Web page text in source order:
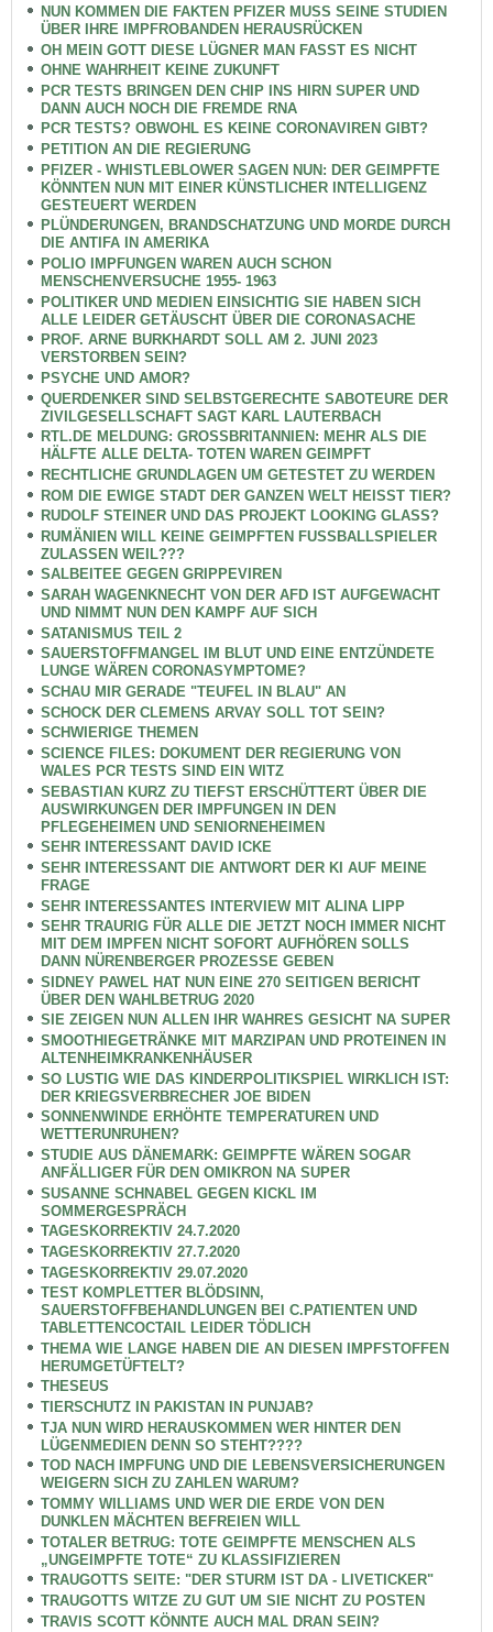
NUN KOMMEN DIE FAKTEN PFIZER MUSS SEINE STUDIEN
ÜBER IHRE IMPFROBANDEN HERAUSRÜCKEN
OH MEIN GOTT DIESE LÜGNER MAN FASST ES NICHT
OHNE WAHRHEIT KEINE ZUKUNFT
PCR TESTS BRINGEN DEN CHIP INS HIRN SUPER UND
DANN AUCH NOCH DIE FREMDE RNA
PCR TESTS? OBWOHL ES KEINE CORONAVIREN GIBT?
PETITION AN DIE REGIERUNG
PFIZER - WHISTLEBLOWER SAGEN NUN: DER GEIMPFTE
KÖNNTEN NUN MIT EINER KÜNSTLICHER INTELLIGENZ
GESTEUERT WERDEN
PLÜNDERUNGEN, BRANDSCHATZUNG UND MORDE DURCH
DIE ANTIFA IN AMERIKA
POLIO IMPFUNGEN WAREN AUCH SCHON
MENSCHENVERSUCHE 1955- 1963
POLITIKER UND MEDIEN EINSICHTIG SIE HABEN SICH
ALLE LEIDER GETÄUSCHT ÜBER DIE CORONASACHE
PROF. ARNE BURKHARDT SOLL AM 2. JUNI 2023
VERSTORBEN SEIN?
PSYCHE UND AMOR?
QUERDENKER SIND SELBSTGERECHTE SABOTEURE DER
ZIVILGESELLSCHAFT SAGT KARL LAUTERBACH
RTL.DE MELDUNG: GROSSBRITANNIEN: MEHR ALS DIE
HÄLFTE ALLE DELTA- TOTEN WAREN GEIMPFT
RECHTLICHE GRUNDLAGEN UM GETESTET ZU WERDEN
ROM DIE EWIGE STADT DER GANZEN WELT HEISST TIER?
RUDOLF STEINER UND DAS PROJEKT LOOKING GLASS?
RUMÄNIEN WILL KEINE GEIMPFTEN FUSSBALLSPIELER
ZULASSEN WEIL???
SALBEITEE GEGEN GRIPPEVIREN
SARAH WAGENKNECHT VON DER AFD IST AUFGEWACHT
UND NIMMT NUN DEN KAMPF AUF SICH
SATANISMUS TEIL 2
SAUERSTOFFMANGEL IM BLUT UND EINE ENTZÜNDETE
LUNGE WÄREN CORONASYMPTOME?
SCHAU MIR GERADE "TEUFEL IN BLAU" AN
SCHOCK DER CLEMENS ARVAY SOLL TOT SEIN?
SCHWIERIGE THEMEN
SCIENCE FILES: DOKUMENT DER REGIERUNG VON
WALES PCR TESTS SIND EIN WITZ
SEBASTIAN KURZ ZU TIEFST ERSCHÜTTERT ÜBER DIE
AUSWIRKUNGEN DER IMPFUNGEN IN DEN
PFLEGEHEIMEN UND SENIORNEHEIMEN
SEHR INTERESSANT DAVID ICKE
SEHR INTERESSANT DIE ANTWORT DER KI AUF MEINE
FRAGE
SEHR INTERESSANTES INTERVIEW MIT ALINA LIPP
SEHR TRAURIG FÜR ALLE DIE JETZT NOCH IMMER NICHT
MIT DEM IMPFEN NICHT SOFORT AUFHÖREN SOLLS
DANN NÜRENBERGER PROZESSE GEBEN
SIDNEY PAWEL HAT NUN EINE 270 SEITIGEN BERICHT
ÜBER DEN WAHLBETRUG 2020
SIE ZEIGEN NUN ALLEN IHR WAHRES GESICHT NA SUPER
SMOOTHIEGETRÄNKE MIT MARZIPAN UND PROTEINEN IN
ALTENHEIMKRANKENHÄUSER
SO LUSTIG WIE DAS KINDERPOLITIKSPIEL WIRKLICH IST:
DER KRIEGSVERBRECHER JOE BIDEN
SONNENWINDE ERHÖHTE TEMPERATUREN UND
WETTERUNRUHEN?
STUDIE AUS DÄNEMARK: GEIMPFTE WÄREN SOGAR
ANFÄLLIGER FÜR DEN OMIKRON NA SUPER
SUSANNE SCHNABEL GEGEN KICKL IM
SOMMERGESPRÄCH
TAGESKORREKTIV 24.7.2020
TAGESKORREKTIV 27.7.2020
TAGESKORREKTIV 29.07.2020
TEST KOMPLETTER BLÖDSINN,
SAUERSTOFFBEHANDLUNGEN BEI C.PATIENTEN UND
TABLETTENCOCTAIL LEIDER TÖDLICH
THEMA WIE LANGE HABEN DIE AN DIESEN IMPFSTOFFEN
HERUMGETÜFTELT?
THESEUS
TIERSCHUTZ IN PAKISTAN IN PUNJAB?
TJA NUN WIRD HERAUSKOMMEN WER HINTER DEN
LÜGENMEDIEN DENN SO STEHT????
TOD NACH IMPFUNG UND DIE LEBENSVERSICHERUNGEN
WEIGERN SICH ZU ZAHLEN WARUM?
TOMMY WILLIAMS UND WER DIE ERDE VON DEN
DUNKLEN MÄCHTEN BEFREIEN WILL
TOTALER BETRUG: TOTE GEIMPFTE MENSCHEN ALS
„UNGEIMPFTE TOTE“ ZU KLASSIFIZIEREN
TRAUGOTTS SEITE: "DER STURM IST DA - LIVETICKER"
TRAUGOTTS WITZE ZU GUT UM SIE NICHT ZU POSTEN
TRAVIS SCOTT KÖNNTE AUCH MAL DRAN SEIN?